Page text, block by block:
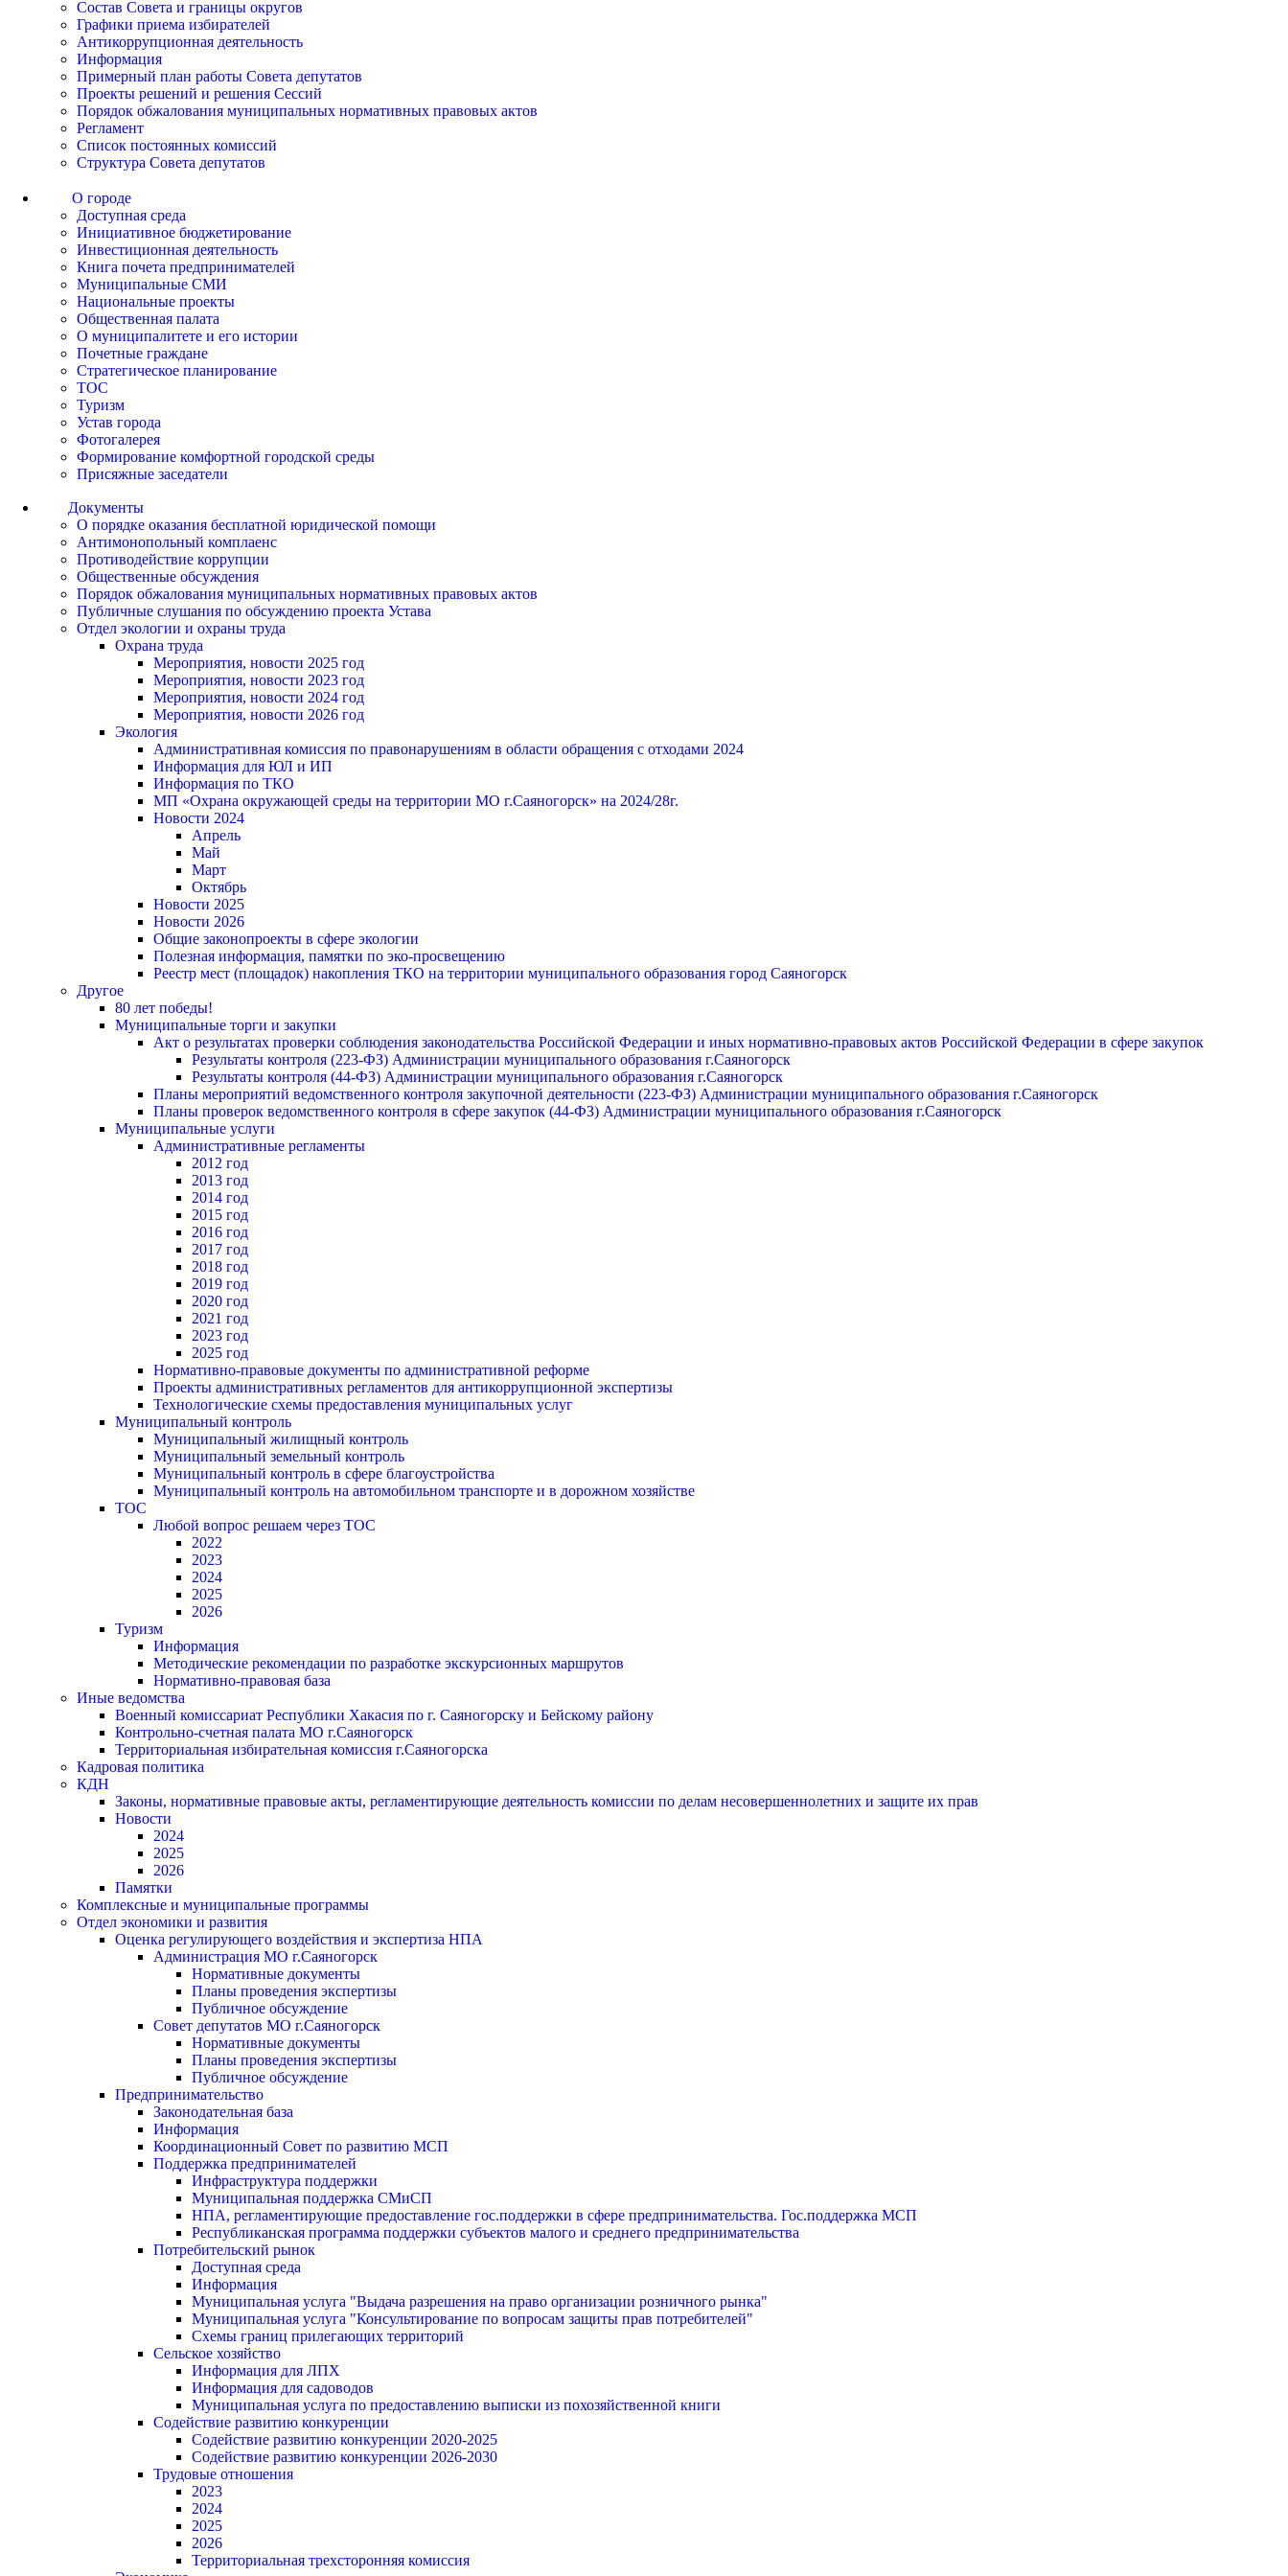
Состав Совета и границы округов
Графики приема избирателей
Антикоррупционная деятельность
Информация
Примерный план работы Совета депутатов
Проекты решений и решения Сессий
Порядок обжалования муниципальных нормативных правовых актов
Регламент
Список постоянных комиссий
Структура Совета депутатов
О городе
Доступная среда
Инициативное бюджетирование
Инвестиционная деятельность
Книга почета предпринимателей
Муниципальные СМИ
Национальные проекты
Общественная палата
О муниципалитете и его истории
Почетные граждане
Стратегическое планирование
ТОС
Туризм
Устав города
Фотогалерея
Формирование комфортной городской среды
Присяжные заседатели
Документы
О порядке оказания бесплатной юридической помощи
Антимонопольный комплаенс
Противодействие коррупции
Общественные обсуждения
Порядок обжалования муниципальных нормативных правовых актов
Публичные слушания по обсуждению проекта Устава
Отдел экологии и охраны труда
Охрана труда
Мероприятия, новости 2025 год
Мероприятия, новости 2023 год
Мероприятия, новости 2024 год
Мероприятия, новости 2026 год
Экология
Административная комиссия по правонарушениям в области обращения с отходами 2024
Информация для ЮЛ и ИП
Информация по ТКО
МП «Охрана окружающей среды на территории МО г.Саяногорск» на 2024/28г.
Новости 2024
Апрель
Май
Март
Октябрь
Новости 2025
Новости 2026
Общие законопроекты в сфере экологии
Полезная информация, памятки по эко-просвещению
Реестр мест (площадок) накопления ТКО на территории муниципального образования город Саяногорск
Другое
80 лет победы!
Муниципальные торги и закупки
Акт о результатах проверки соблюдения законодательства Российской Федерации и иных нормативно-правовых актов Российской Федерации в сфере закупок
Результаты контроля (223-ФЗ) Администрации муниципального образования г.Саяногорск
Результаты контроля (44-ФЗ) Администрации муниципального образования г.Саяногорск
Планы мероприятий ведомственного контроля закупочной деятельности (223-ФЗ) Администрации муниципального образования г.Саяногорск
Планы проверок ведомственного контроля в сфере закупок (44-ФЗ) Администрации муниципального образования г.Саяногорск
Муниципальные услуги
Административные регламенты
2012 год
2013 год
2014 год
2015 год
2016 год
2017 год
2018 год
2019 год
2020 год
2021 год
2023 год
2025 год
Нормативно-правовые документы по административной реформе
Проекты административных регламентов для антикоррупционной экспертизы
Технологические схемы предоставления муниципальных услуг
Муниципальный контроль
Муниципальный жилищный контроль
Муниципальный земельный контроль
Муниципальный контроль в сфере благоустройства
Муниципальный контроль на автомобильном транспорте и в дорожном хозяйстве
ТОС
Любой вопрос решаем через ТОС
2022
2023
2024
2025
2026
Туризм
Информация
Методические рекомендации по разработке экскурсионных маршрутов
Нормативно-правовая база
Иные ведомства
Военный комиссариат Республики Хакасия по г. Саяногорску и Бейскому району
Контрольно-счетная палата МО г.Саяногорск
Территориальная избирательная комиссия г.Саяногорска
Кадровая политика
КДН
Законы, нормативные правовые акты, регламентирующие деятельность комиссии по делам несовершеннолетних и защите их прав
Новости
2024
2025
2026
Памятки
Комплексные и муниципальные программы
Отдел экономики и развития
Оценка регулирующего воздействия и экспертиза НПА
Администрация МО г.Саяногорск
Нормативные документы
Планы проведения экспертизы
Публичное обсуждение
Совет депутатов МО г.Саяногорск
Нормативные документы
Планы проведения экспертизы
Публичное обсуждение
Предпринимательство
Законодательная база
Информация
Координационный Совет по развитию МСП
Поддержка предпринимателей
Инфраструктура поддержки
Муниципальная поддержка СМиСП
НПА, регламентирующие предоставление гос.поддержки в сфере предпринимательства. Гос.поддержка МСП
Республиканская программа поддержки субъектов малого и среднего предпринимательства
Потребительский рынок
Доступная среда
Информация
Муниципальная услуга "Выдача разрешения на право организации розничного рынка"
Муниципальная услуга "Консультирование по вопросам защиты прав потребителей"
Схемы границ прилегающих территорий
Сельское хозяйство
Информация для ЛПХ
Информация для садоводов
Муниципальная услуга по предоставлению выписки из похозяйственной книги
Содействие развитию конкуренции
Содействие развитию конкуренции 2020-2025
Содействие развитию конкуренции 2026-2030
Трудовые отношения
2023
2024
2025
2026
Территориальная трехсторонняя комиссия